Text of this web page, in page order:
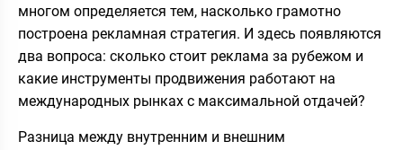
многом определяется тем, насколько грамотно
построена рекламная стратегия. И здесь появляются
два вопроса: сколько стоит реклама за рубежом и
какие инструменты продвижения работают на
международных рынках с максимальной отдачей?
Разница между внутренним и внешним